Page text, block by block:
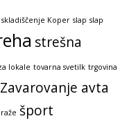
skladiščenje Koper slap slap
strešna
lokale tovarna svetilk trgovina
Zavarovanje avta
šport